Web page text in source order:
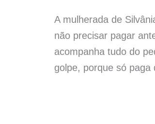
A mulherada de
não precisar pagar
acompanha tudo do
golpe, porque só paga